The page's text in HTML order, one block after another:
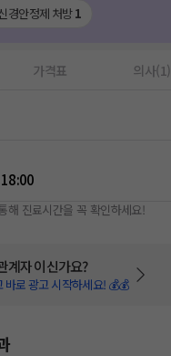
경안정제 처방1
가격표 의사(1)
해 진료시간을 꼭 확인하세요!
계자 이신가요?
바로 광고 시작하세요! 💰💰